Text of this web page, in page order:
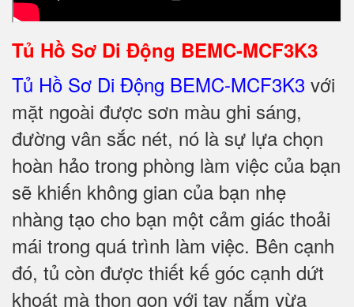
Tủ Hồ Sơ Di Động BEMC-MCF3K3
Tủ Hồ Sơ Di Động BEMC-MCF3K3 với
mặt ngoài được sơn màu ghi sáng,
đường vân sắc nét, nó là sự lựa chọn
hoàn hảo trong phòng làm việc của bạn
sẽ khiến không gian của bạn nhẹ
nhàng tạo cho bạn một cảm giác thoải
mái trong quá trình làm việc. Bên cạnh
đó, tủ còn được thiết kế góc cạnh dứt
khoát mà thon gọn với tay nắm vừa